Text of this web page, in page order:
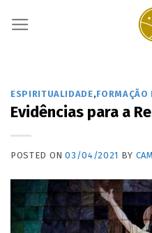
ESPIRITUALIDADE,FORMAÇÃO
Evidências para a
POSTED ON03/04/2021 BY